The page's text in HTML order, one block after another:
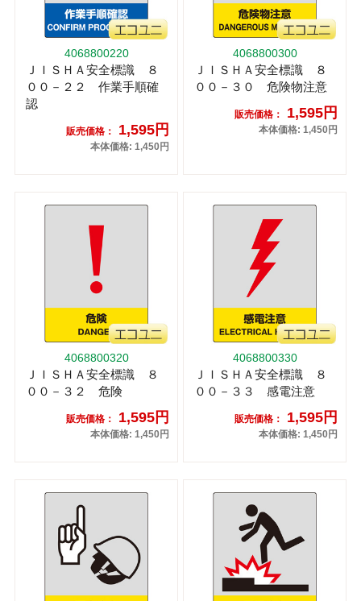
4068800220
ＪＩＳＨＡ安全標識 ８
００－２２ 作業手順確
認
販売価格： 1,595円
本体価格: 1,450円
4068800300
ＪＩＳＨＡ安全標識 ８
００－３０ 危険物注意
販売価格： 1,595円
本体価格: 1,450円
4068800320
ＪＩＳＨＡ安全標識 ８
００－３２ 危険
販売価格： 1,595円
本体価格: 1,450円
4068800330
ＪＩＳＨＡ安全標識 ８
００－３３ 感電注意
販売価格： 1,595円
本体価格: 1,450円